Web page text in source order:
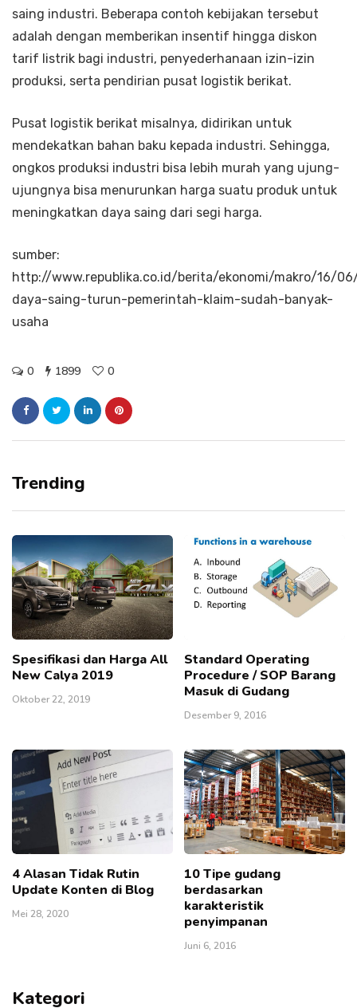
saing industri. Beberapa contoh kebijakan tersebut
adalah dengan memberikan insentif hingga diskon
tarif listrik bagi industri, penyederhanaan izin-izin
produksi, serta pendirian pusat logistik berikat.
Pusat logistik berikat misalnya, didirikan untuk
mendekatkan bahan baku kepada industri. Sehingga,
ongkos produksi industri bisa lebih murah yang ujung-
ujungnya bisa menurunkan harga suatu produk untuk
meningkatkan daya saing dari segi harga.
sumber:
http://www.republika.co.id/berita/ekonomi/makro/16/
daya-saing-turun-pemerintah-klaim-sudah-banyak-
usaha
0 1899 0
Trending
Spesifikasi dan Harga All
New Calya 2019
Oktober 22, 2019
Standard Operating
Procedure / SOP Barang
Masuk di Gudang
Desember 9, 2016
4 Alasan Tidak Rutin
Update Konten di Blog
Mei 28, 2020
10 Tipe gudang
berdasarkan
karakteristik
penyimpanan
Juni 6, 2016
Kategori